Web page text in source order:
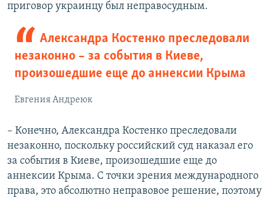
приговор украинцу был неправосудным.
Александра Костенко преследовали
незаконно – за события в Киеве,
произошедшие еще до аннексии Крыма
Евгения Андреюк
– Конечно, Александра Костенко преследовали
незаконно, поскольку российский суд наказал его
за события в Киеве, произошедшие еще до
аннексии Крыма. С точки зрения международного
права, это абсолютно неправовое решение, поэтому